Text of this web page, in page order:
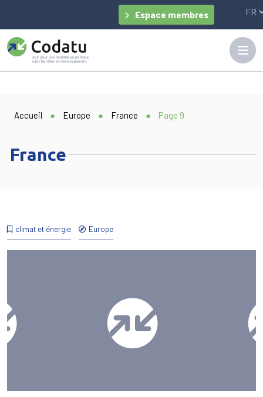
Espace membres
Accueil ● Europe ● France ● Page 9
France
climat et énergie Europe
Panneau de gestion des cookies